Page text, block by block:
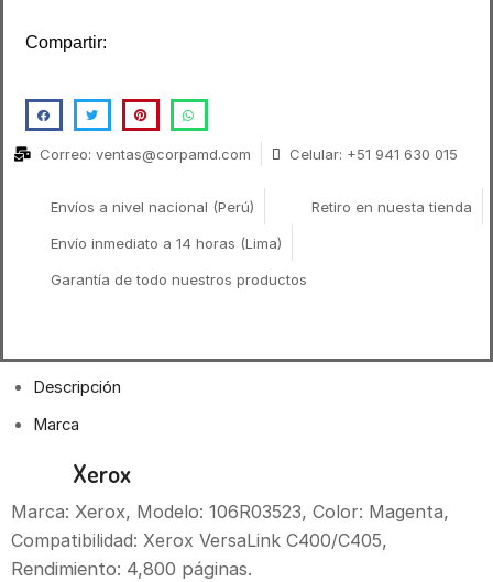
Compartir:
Correo: ventas@corpamd.com Celular: +51 941 630 015
Envíos a nivel nacional (Perú) Retiro en nuesta tienda
Envío inmediato a 14 horas (Lima)
Garantía de todo nuestros productos
Descripción
Marca
Xerox
Marca: Xerox, Modelo: 106R03523, Color: Magenta,
Compatibilidad: Xerox VersaLink C400/C405,
Rendimiento: 4,800 páginas.